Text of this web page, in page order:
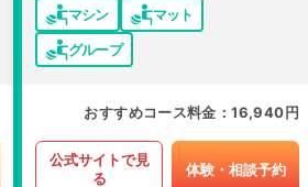
マシン
マット
グループ
おすすめコース料金 16,940円
公式サイトで見
る
体験・相談予約